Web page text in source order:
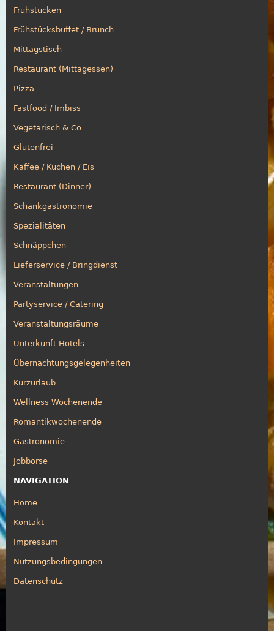
Frühstücken
Frühstücksbuffet / Brunch
Mittagstisch
Restaurant (Mittagessen)
Pizza
Fastfood / Imbiss
Vegetarisch & Co
Glutenfrei
Kaffee / Kuchen / Eis
Restaurant (Dinner)
Schankgastronomie
Spezialitäten
Schnäppchen
Lieferservice / Bringdienst
Veranstaltungen
Partyservice / Catering
Veranstaltungsräume
Unterkunft Hotels
Übernachtungsgelegenheiten
Kurzurlaub
Wellness Wochenende
Romantikwochenende
Gastronomie
Jobbörse
NAVIGATION
Home
Kontakt
Impressum
Nutzungsbedingungen
Datenschutz